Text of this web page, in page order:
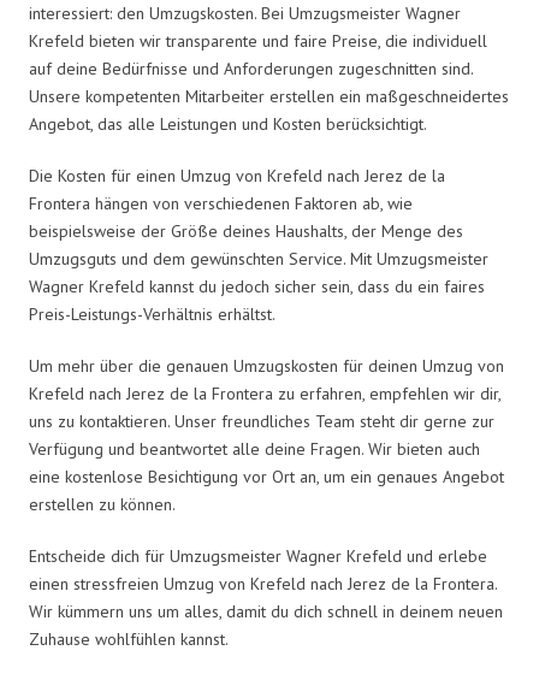
interessiert: den Umzugskosten. Bei Umzugsmeister Wagner
Krefeld bieten wir transparente und faire Preise, die individuell
auf deine Bedürfnisse und Anforderungen zugeschnitten sind.
Unsere kompetenten Mitarbeiter erstellen ein maßgeschneidertes
Angebot, das alle Leistungen und Kosten berücksichtigt.
Die Kosten für einen Umzug von Krefeld nach Jerez de la
Frontera hängen von verschiedenen Faktoren ab, wie
beispielsweise der Größe deines Haushalts, der Menge des
Umzugsguts und dem gewünschten Service. Mit Umzugsmeister
Wagner Krefeld kannst du jedoch sicher sein, dass du ein faires
Preis-Leistungs-Verhältnis erhältst.
Um mehr über die genauen Umzugskosten für deinen Umzug von
Krefeld nach Jerez de la Frontera zu erfahren, empfehlen wir dir,
uns zu kontaktieren. Unser freundliches Team steht dir gerne zur
Verfügung und beantwortet alle deine Fragen. Wir bieten auch
eine kostenlose Besichtigung vor Ort an, um ein genaues Angebot
erstellen zu können.
Entscheide dich für Umzugsmeister Wagner Krefeld und erlebe
einen stressfreien Umzug von Krefeld nach Jerez de la Frontera.
Wir kümmern uns um alles, damit du dich schnell in deinem neuen
Zuhause wohlfühlen kannst.